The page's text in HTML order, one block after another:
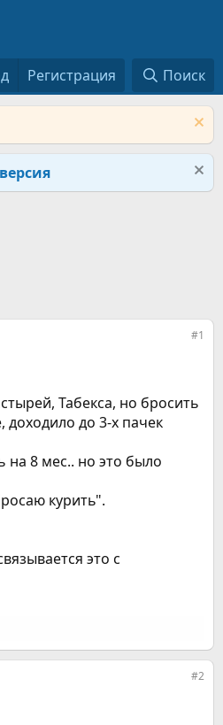
Регистрация Поиск
#1
Табекса, но бросить
до 3-х пачек
на 8 мес.. но это было
курить".
это с
#2